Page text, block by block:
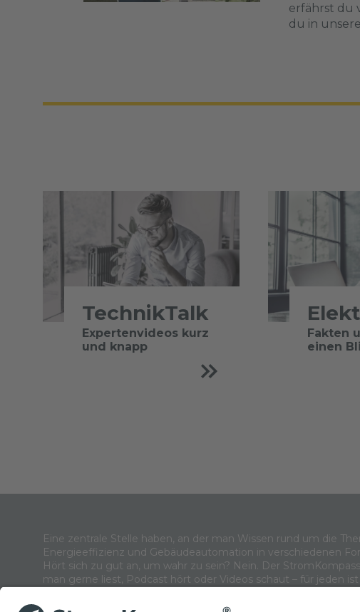
erfährst du
du in
TechnikTalk
Expertenvideos kurz
und knapp
Fakten
einen
Eine zentrale Stelle haben, an der man Wissen rund um die
Energieeffizienz und Gebäudeautomation in verschiedenen
Hört sich zu gut an, um wahr zu sein? Nein. Der
man gerne liest, Podcast hört oder Videos schaut – für jeden